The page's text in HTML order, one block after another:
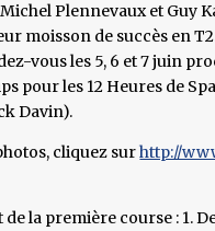
Plennevaux et Guy
moisson de succès en
vous les 5, 6 et 7 juin
pour les 12 Heures de
Davin).
cliquez surhttp://
de la première course : 1.